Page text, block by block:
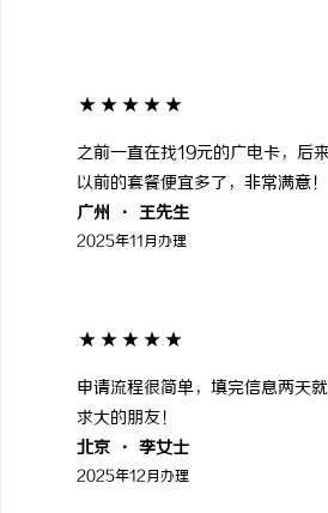
★★★★★
之前一直在找19元的广电卡，后
以前的套餐便宜多了，非常满意！
广州 · 王先生
2025年11月办理
★★★★★
申请流程很简单，填完信息两天
求大的朋友！
北京 · 李女士
2025年12月办理